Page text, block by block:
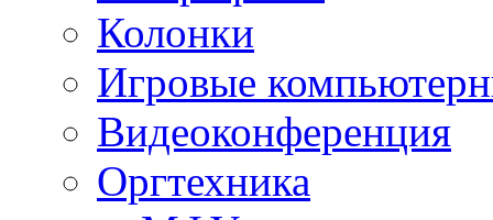
Колонки
Игровые
Видеоконференция
Оргтехника